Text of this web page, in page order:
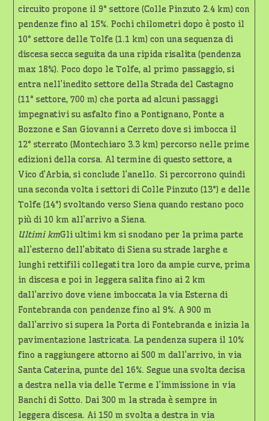
circuito propone il 9° settore (Colle Pinzuto 2.4 km) con
pendenze fino al 15%. Pochi chilometri dopo è posto il
10° settore delle Tolfe (1.1 km) con una sequenza di
discesa secca seguita da una ripida risalita (pendenza
max 18%). Poco dopo le Tolfe, al primo passaggio, si
entra nell’inedito settore della Strada del Castagno
(11° settore, 700 m) che porta ad alcuni passaggi
impegnativi su asfalto fino a Pontignano, Ponte a
Bozzone e San Giovanni a Cerreto dove si imbocca il
12° sterrato (Montechiaro 3.3 km) percorso nelle prime
edizioni della corsa. Al termine di questo settore, a
Vico d’Arbia, si conclude l’anello. Si percorrono quindi
una seconda volta i settori di Colle Pinzuto (13°) e delle
Tolfe (14°) svoltando verso Siena quando restano poco
più di 10 km all’arrivo a Siena.
Ultimi kmGli ultimi km si snodano per la prima parte
all’esterno dell’abitato di Siena su strade larghe e
lunghi rettifili collegati tra loro da ampie curve, prima
in discesa e poi in leggera salita fino ai 2 km
dall’arrivo dove viene imboccata la via Esterna di
Fontebranda con pendenze fino al 9%. A 900 m
dall’arrivo si supera la Porta di Fontebranda e inizia la
pavimentazione lastricata. La pendenza supera il 10%
fino a raggiungere attorno ai 500 m dall’arrivo, in via
Santa Caterina, punte del 16%. Segue una svolta decisa
a destra nella via delle Terme e l’immissione in via
Banchi di Sotto. Dai 300 m la strada è sempre in
leggera discesa. Ai 150 m svolta a destra in via